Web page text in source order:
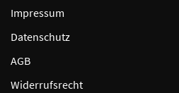
Impressum
Datenschutz
AGB
Widerrufsrecht